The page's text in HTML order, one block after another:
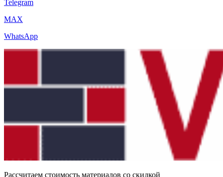
Telegram
MAX
WhatsApp
Рассчитаем стоимость материалов со скидкой